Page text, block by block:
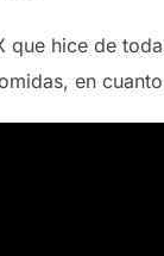
que hice de
en